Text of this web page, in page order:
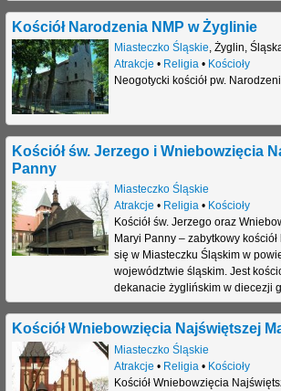
Kościół Narodzenia NMP w Żyglinie
Miasteczko Śląskie, Żyglin,
Atrakcje • Religia• Kościoły
Neogotycki kościół pw.
Kościół św. Jerzego i Wniebowzięcia
Panny
Miasteczko Śląskie
Atrakcje • Religia• Kościoły
Kościół św. Jerzego oraz
Maryi Panny – zabytkowy
się w Miasteczku Śląskim w
województwie śląskim. Jest
dekanacie żyglińskim w diecezji
Kościół Wniebowzięcia Najświętszej
Miasteczko Śląskie
Atrakcje • Religia• Kościoły
Kościół Wniebowzięcia